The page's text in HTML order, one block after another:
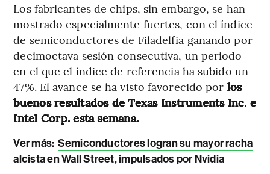
Los fabricantes de chips, sin embargo, se han
mostrado especialmente fuertes, con el índice
de semiconductores de Filadelfia ganando por
decimoctava sesión consecutiva, un periodo
en el que el índice de referencia ha subido un
47%. El avance se ha visto favorecido por los
buenos resultados de Texas Instruments Inc. e
Intel Corp. esta semana.
Ver más: Semiconductores logran su mayor racha
alcista en Wall Street, impulsados por Nvidia